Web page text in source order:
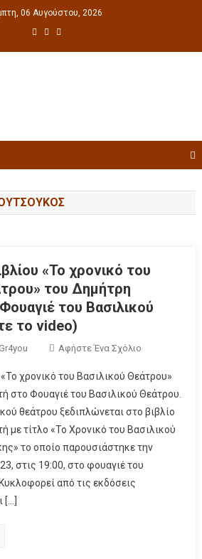
06 Αυγούστου, 2026
«Το χρονικό του
του Δημήτρη
του Βασιλικού
το video)
Gr4you Αφήστε Ένα Σχόλιο
χρονικό του Βασιλικού Θεάτρου»
στο Φουαγιέ του Βασιλικού Θεάτρου.
θεάτρου ξεδιπλώνεται στο βιβλίο
με τίτλο «Το Χρονικό του Βασιλικού
το οποίο παρουσιάστηκε την
στις 19:00, στο φουαγιέ του
από τις εκδόσεις